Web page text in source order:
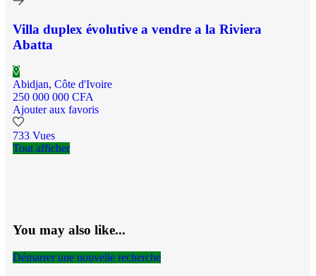
Villa duplex évolutive a vendre a la Riviera
Abatta
Abidjan, Côte d'Ivoire
250 000 000 CFA
Ajouter aux favoris
733 Vues
Tout afficher
You may also like...
Démarrer une nouvelle recherche